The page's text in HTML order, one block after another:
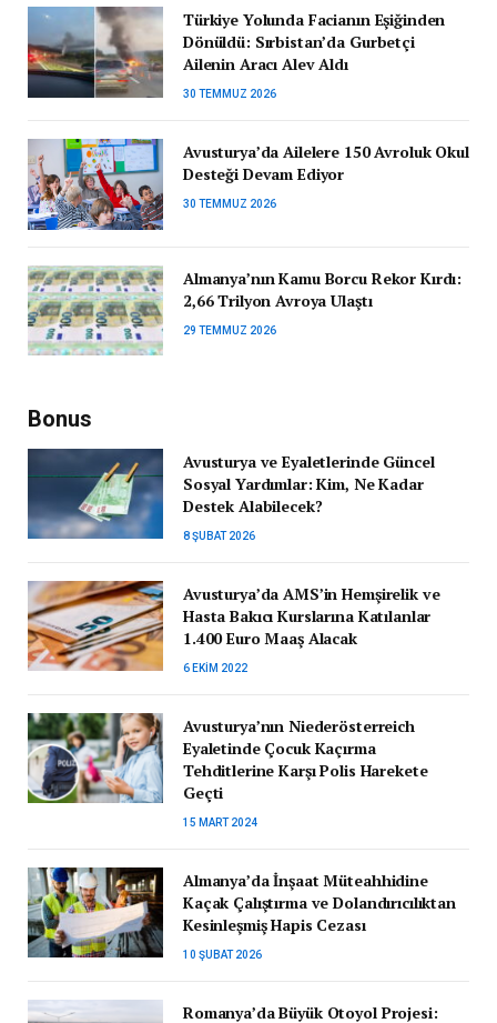
Türkiye Yolunda Facianın Eşiğinden
Dönüldü: Sırbistan’da Gurbetçi
Ailenin Aracı Alev Aldı
30 TEMMUZ 2026
Avusturya’da Ailelere 150 Avroluk Okul
Desteği Devam Ediyor
30 TEMMUZ 2026
Almanya’nın Kamu Borcu Rekor Kırdı:
2,66 Trilyon Avroya Ulaştı
29 TEMMUZ 2026
Bonus
Avusturya ve Eyaletlerinde Güncel
Sosyal Yardımlar: Kim, Ne Kadar
Destek Alabilecek?
8 ŞUBAT 2026
Avusturya’da AMS’in Hemşirelik ve
Hasta Bakıcı Kurslarına Katılanlar
1.400 Euro Maaş Alacak
6 EKIM 2022
Avusturya’nın Niederösterreich
Eyaletinde Çocuk Kaçırma
Tehditlerine Karşı Polis Harekete
Geçti
15 MART 2024
Almanya’da İnşaat Müteahhidine
Kaçak Çalıştırma ve Dolandırıcılıktan
Kesinleşmiş Hapis Cezası
10 ŞUBAT 2026
Romanya’da Büyük Otoyol Projesi: